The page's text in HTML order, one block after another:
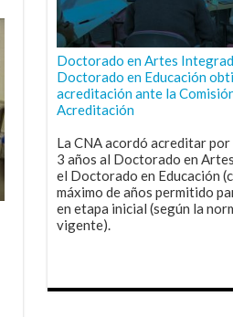
Doctorado en Artes
Doctorado en Educación
acreditación ante la
Acreditación
La CNA acordó acreditar
3 años al Doctorado en
el Doctorado en Educación
máximo de años permitido
en etapa inicial (según la
vigente).